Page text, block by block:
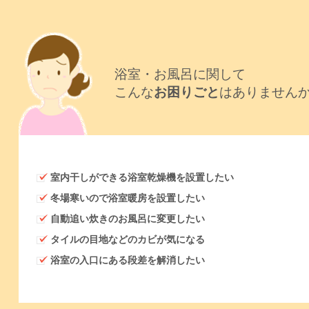
浴室・お風呂に関して
こんなお困りごとはありません
室内干しができる浴室乾燥機を設置したい
冬場寒いので浴室暖房を設置したい
自動追い炊きのお風呂に変更したい
タイルの目地などのカビが気になる
浴室の入口にある段差を解消したい